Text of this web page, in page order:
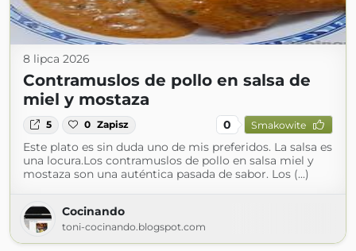
8 lipca 2026
Contramuslos de pollo en salsa de
miel y mostaza
5 0 Zapisz 0 Smakowite
Este plato es sin duda uno de mis preferidos. La salsa es
una locura.Los contramuslos de pollo en salsa miel y
mostaza son una auténtica pasada de sabor. Los (...)
Cocinando
toni-cocinando.blogspot.com